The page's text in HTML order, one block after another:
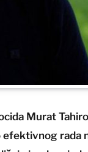
Murat
efektivnog rada